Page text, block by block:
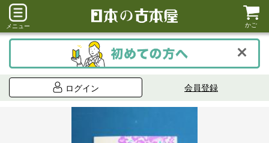
メニュー かご
ログイン 会員登録